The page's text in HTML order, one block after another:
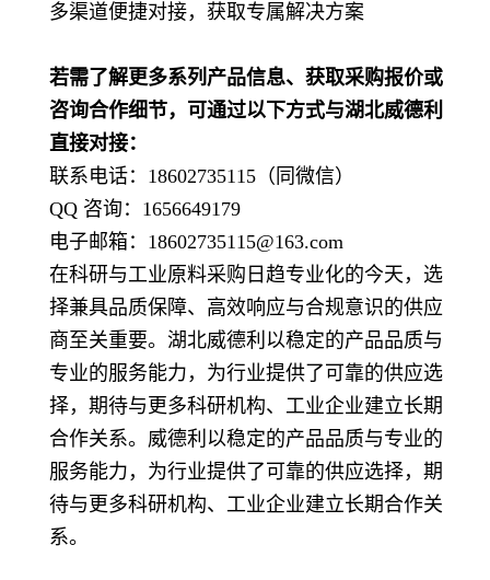
多渠道便捷对接，获取专属解决方案
若需了解更多系列产品信息、获取采购报价或
咨询合作细节，可通过以下方式与湖北威德利
直接对接：
联系电话：18602735115（同微信）
QQ 咨询：1656649179
电子邮箱：18602735115@163.com
在科研与工业原料采购日趋专业化的今天，选
择兼具品质保障、高效响应与合规意识的供应
商至关重要。湖北威德利以稳定的产品品质与
专业的服务能力，为行业提供了可靠的供应选
择，期待与更多科研机构、工业企业建立长期
合作关系。威德利以稳定的产品品质与专业的
服务能力，为行业提供了可靠的供应选择，期
待与更多科研机构、工业企业建立长期合作关
系。